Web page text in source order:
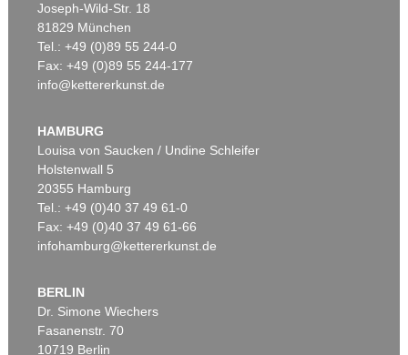
Auktion 416 - Lot 706
Ergebnis:€ 439.200
Auktion 437 - Lot 802
Joseph-Wild-Str. 18
81829 München
Tel.: +49 (0)89 55 244-0
Fax: +49 (0)89 55 244-177
info@kettererkunst.de
HAMBURG
Louisa von Saucken / Undine Schleifer
Holstenwall 5
20355 Hamburg
Tel.: +49 (0)40 37 49 61-0
Fax: +49 (0)40 37 49 61-66
infohamburg@kettererkunst.de
BERLIN
Dr. Simone Wiechers
Fasanenstr. 70
10719 Berlin